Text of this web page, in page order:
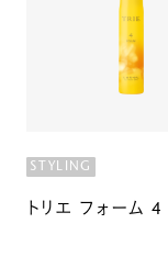
STYLING
トリエ フォーム 4